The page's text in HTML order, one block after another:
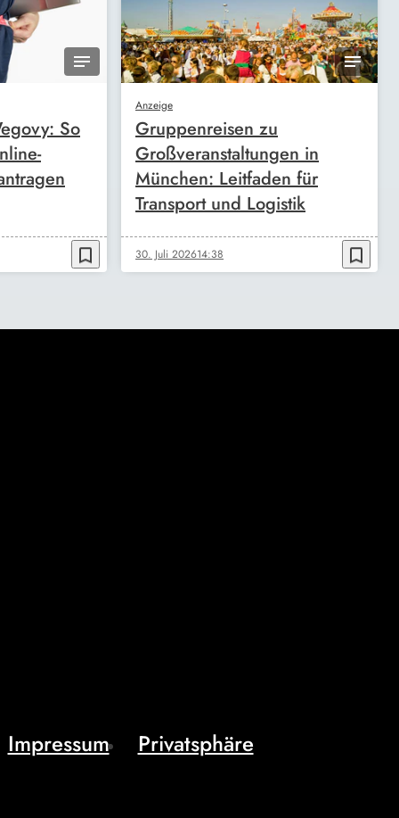
So
bookmark_border
Anzeige
Gruppenreisen zu
Großveranstaltungen in
München: Leitfaden für
Transport und Logistik
30. Juli 202614:38 bookmark_border
Impressum Privatsphäre